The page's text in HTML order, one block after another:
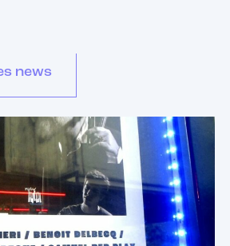
news